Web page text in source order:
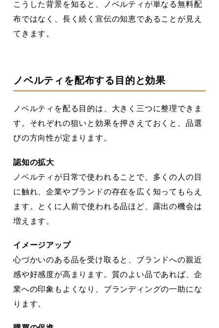
こうした背景を知ると、ノベルティが単なる無料配
布ではなく、長く続く宣伝の知恵であることが見え
てきます。
ノベルティを配布する目的と効果
ノベルティを配る目的は、大きく三つに整理できま
す。それぞれの狙いと効果を押さえておくと、品選
びの方向性が定まります。
認知の拡大
ノベルティが日常で使われることで、多くの人の目
に触れ、企業やブランドの存在を広く知ってもらえ
ます。とくに人前で使われる品ほど、露出の機会は
増えます。
イメージアップ
心づかいのある品を受け取ると、ブランドへの親近
感や好感度が高まります。質のよい品であれば、企
業への印象もよくなり、ブランディングの一助にな
ります。